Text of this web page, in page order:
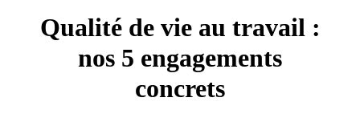
Qualité de vie au travail :
nos 5 engagements
concrets